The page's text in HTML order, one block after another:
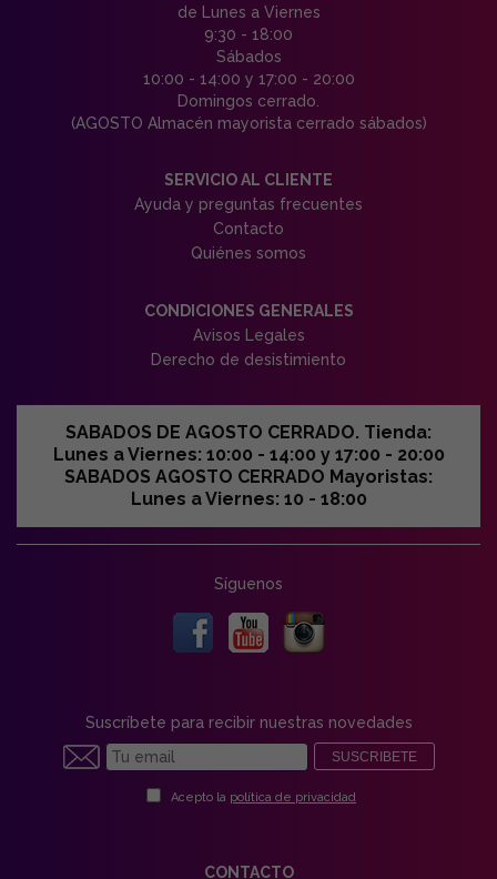
de Lunes a Viernes
9:30 - 18:00
Sábados
10:00 - 14:00 y 17:00 - 20:00
Domingos cerrado.
(AGOSTO Almacén mayorista cerrado sábados)
SERVICIO AL CLIENTE
Ayuda y preguntas frecuentes
Contacto
Quiénes somos
CONDICIONES GENERALES
Avisos Legales
Derecho de desistimiento
SABADOS DE AGOSTO CERRADO. Tienda:
Lunes a Viernes: 10:00 - 14:00 y 17:00 - 20:00
SABADOS AGOSTO CERRADO Mayoristas:
Lunes a Viernes: 10 - 18:00
Síguenos
Suscríbete para recibir nuestras novedades
SUSCRIBETE
Acepto la política de privacidad
CONTACTO